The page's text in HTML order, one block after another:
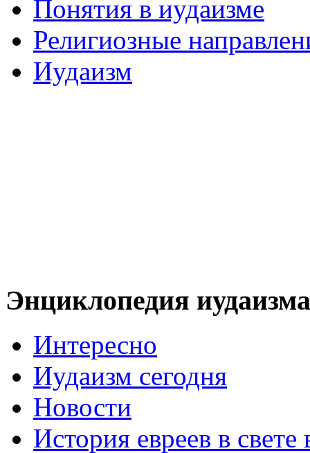
Понятия в иудаизме
Религиозные
Иудаизм
Энциклопедия иудаизма
Интересно
Иудаизм сегодня
Новости
История евреев в